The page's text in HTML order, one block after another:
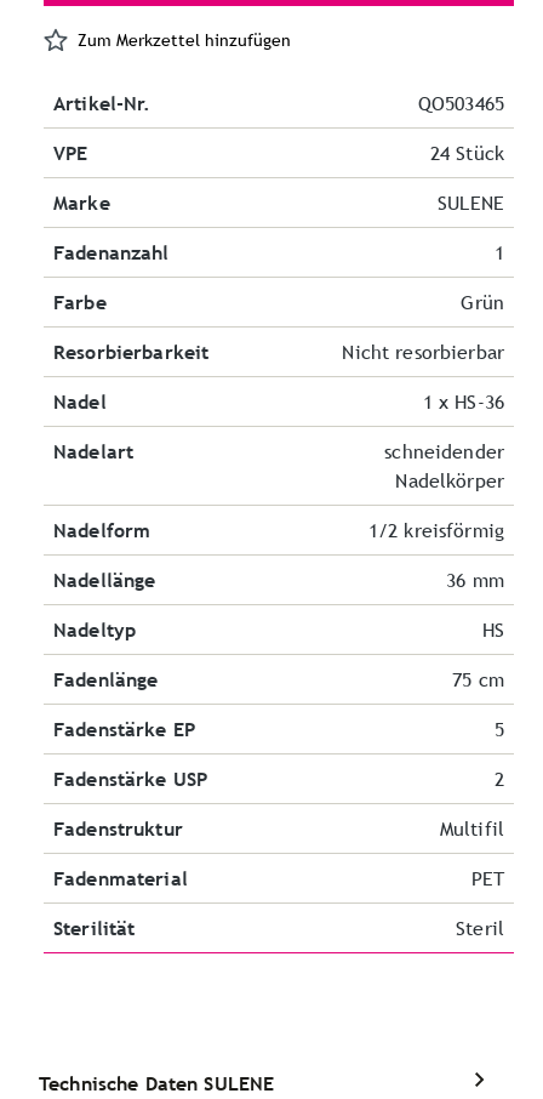
Zum Merkzettel hinzufügen
Artikel-Nr. QO503465
VPE 24 Stück
Marke SULENE
Fadenanzahl 1
Farbe Grün
Resorbierbarkeit Nicht resorbierbar
Nadel 1 x HS-36
Nadelart
schneidender
Nadelkörper
Nadelform 1/2 kreisförmig
Nadellänge 36 mm
Nadeltyp HS
Fadenlänge 75 cm
Fadenstärke EP 5
Fadenstärke USP 2
Fadenstruktur Multifil
Fadenmaterial PET
Sterilität Steril
Technische Daten SULENE